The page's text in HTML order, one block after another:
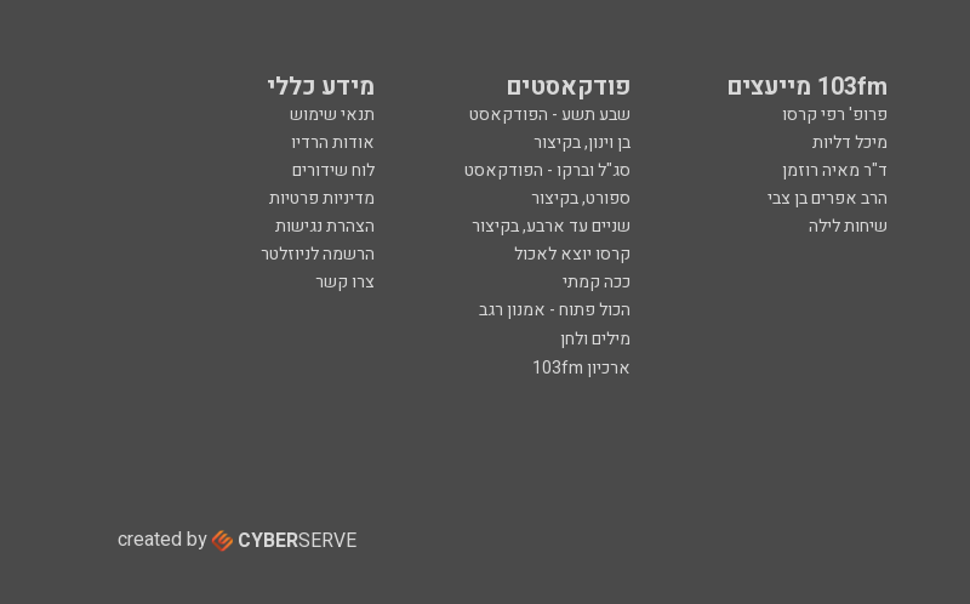
103fm מייעצים פודקאסטים מידע כללי
פרופ' רפי קרסו שבע תשע - הפודקאסט
תנאי שימוש
מיכל דליות בן וינון, בקיצור
אודות הרדיו
ד"ר מאיה רוזמן סג"ל וברקו - הפודקאסט
לוח שידורים
הרב אפרים בן צבי ספורט, בקיצור
מדיניות פרטיות
שיחות לילה שניים עד ארבע, בקיצור
הצהרת נגישות
קרסו יוצא לאכול
הרשמה לניוזלטר
ככה קמתי
צרו קשר
הכול פתוח - אמנון רגב
מילים ולחן
ארכיון 103fm
created by CYBERSERVE